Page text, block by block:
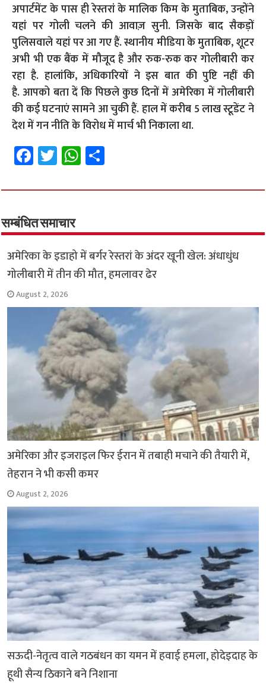
अपार्टमेंट के पास ही रेस्तरां के मालिक किम के मुताबिक, उन्होंने
यहां पर गोली चलने की आवाज़ सुनी. जिसके बाद सैकड़ों
पुलिसवाले यहां पर आ गए हैं.स्थानीय मीडिया के मुताबिक, शूटर
अभी भी एक बैंक में मौजूद है और रुक-रुक कर गोलीबारी कर
रहा है. हालांकि, अधिकारियों ने इस बात की पुष्टि नहीं की
है.आपको बता दें कि पिछले कुछ दिनों में अमेरिका में गोलीबारी
की कई घटनाएं सामने आ चुकी हैं. हाल में करीब 5 लाख स्टूडेंट ने
देश में गन नीति के विरोध में मार्च भी निकाला था.
Fa
ce
b
o
o
k
T
wi
tt
er
W
h
at
p
p
ar
सम्बंधित समाचार
अमेरिका के इडाहो में बर्गर रेस्तरां के अंदर खूनी खेल: अंधाधुंध
गोलीबारी में तीन की मौत, हमलावर ढेर
August 2, 2026
अमेरिका और इजराइल फिर ईरान में तबाही मचाने की तैयारी में,
तेहरान ने भी कसी कमर
August 2, 2026
सऊदी-नेतृत्व वाले गठबंधन का यमन में हवाई हमला, होदेइदाह के
हूथी सैन्य ठिकाने बने निशाना